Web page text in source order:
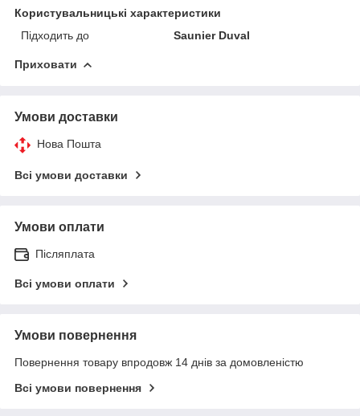
Користувальницькі характеристики
Підходить до
Saunier Duval
Приховати
Умови доставки
Нова Пошта
Всі умови доставки
Умови оплати
Післяплата
Всі умови оплати
Умови повернення
Повернення товару впродовж 14 днів за домовленістю
Всі умови повернення